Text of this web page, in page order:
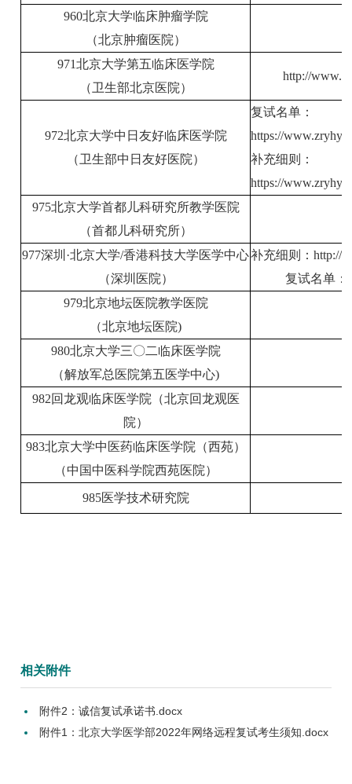
960北京大学临床肿瘤学院
（北京肿瘤医院）
971北京大学第五临床医学院
（卫生部北京医院）
http://
972北京大学中日友好临床医学院
（卫生部中日友好医院）
复试名单：
https://
补充细则：
https://
975北京大学首都儿科研究所教学医院
（首都儿科研究所）
977深圳·北京大学/香港科技大学医学中心
（深圳医院）
补充细则：http://
复试名单：
979北京地坛医院教学医院
（北京地坛医院)
980北京大学三〇二临床医学院
（解放军总医院第五医学中心)
982回龙观临床医学院（北京回龙观医
院）
983北京大学中医药临床医学院（西苑）
（中国中医科学院西苑医院）
985医学技术研究院
相关附件
附件2：诚信复试承诺书.docx
附件1：北京大学医学部2022年网络远程复试考生须知.docx